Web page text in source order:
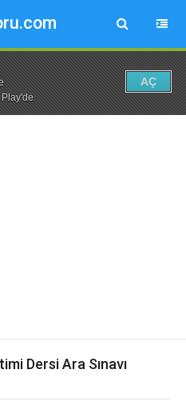
AÇ
Dersi Ara Sınavı